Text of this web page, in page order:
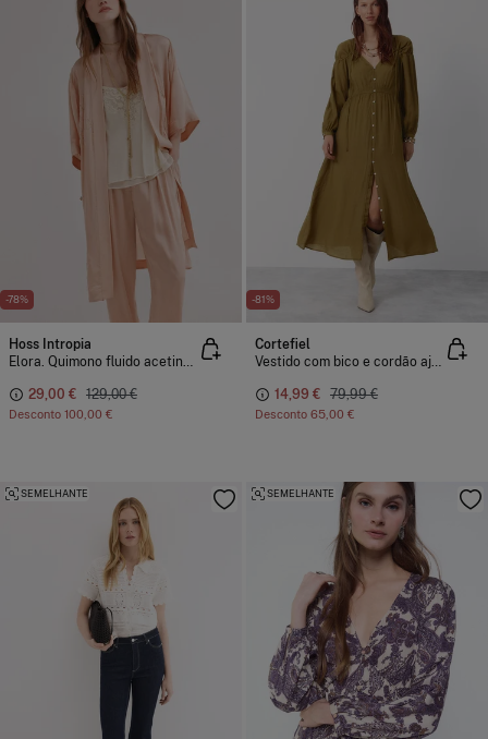
-78%
Hoss Intropia
Elora. Quimono fluido acetinado
29,00 € 129,00 €
Desconto 100,00 €
-81%
Cortefiel
Vestido com bico e cordão ajustável
14,99 € 79,99 €
Desconto 65,00 €
SEMELHANTE SEMELHANTE